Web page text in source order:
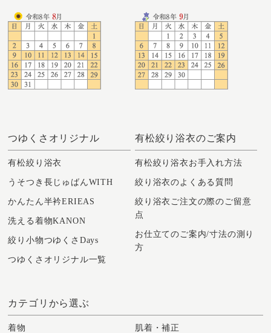
つゆくさオリジナル
有松絞り浴衣
うそつき長じゅばんWITH
かんたん半衿ERIEAS
洗える着物KANON
絞り小物つゆくさDays
つゆくさオリジナル一覧
有松絞り浴衣のご案内
有松絞り浴衣お手入れ方法
絞り浴衣のよくある質問
絞り浴衣ご注文の際のご留意
点
お仕立てのご案内/寸法の測り
方
カテゴリから選ぶ
着物 肌着・補正